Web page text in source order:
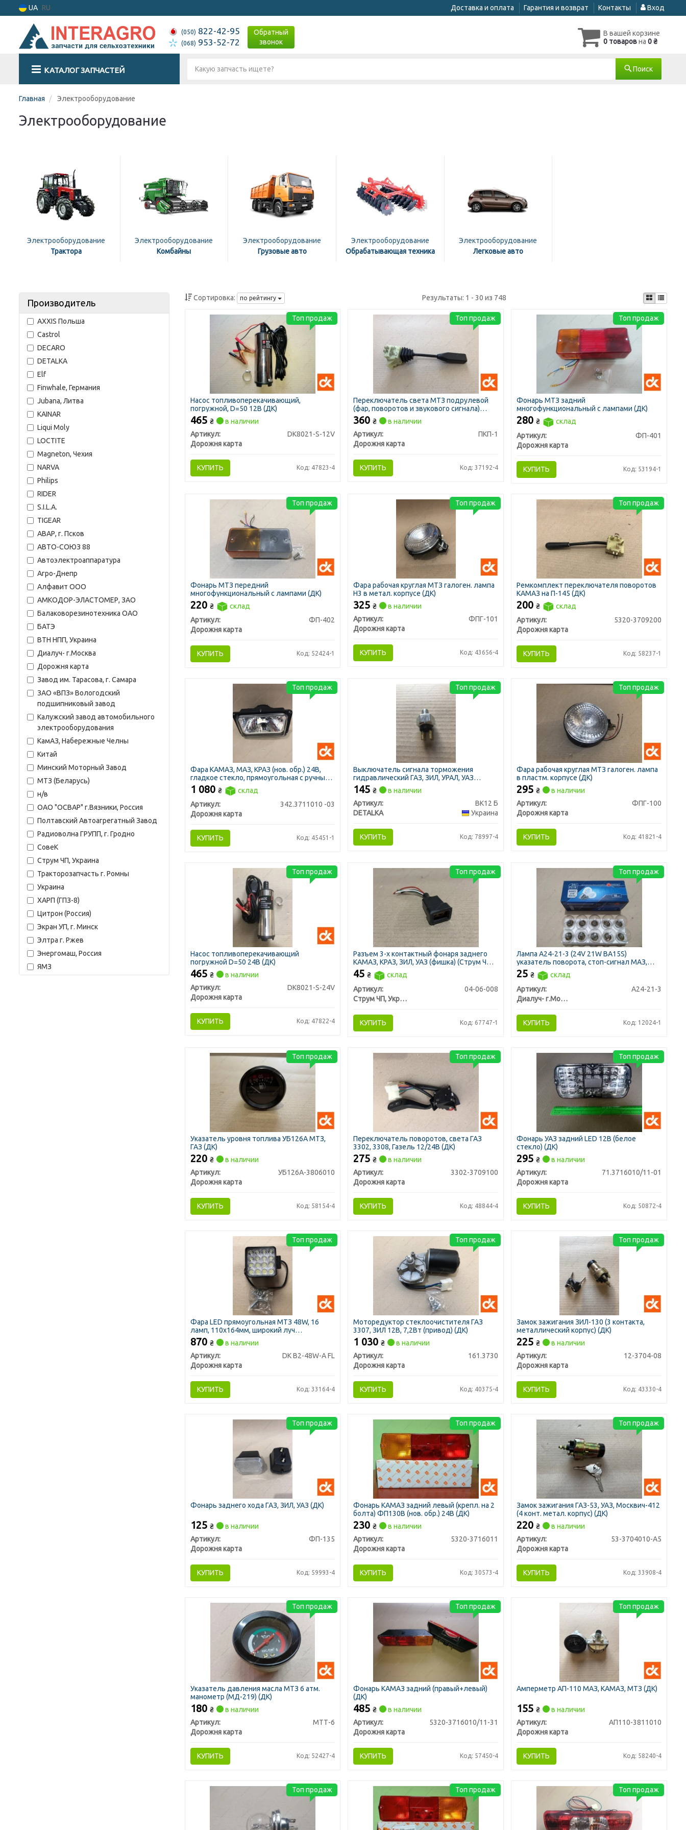
UA RU Доставка и оплата Гарантия и возврат Контакты Вход
(050) 822-42-95
(068) 953-52-72
Обратный
звонок
В вашей корзине
0 товаровна 0 ₴
КАТАЛОГ ЗАПЧАСТЕЙ Поиск
Главная Электрооборудование
Электрооборудование
Электрооборудование
Трактора
Электрооборудование
Комбайны
Электрооборудование
Грузовые авто
Электрооборудование
Обрабатывающая техника
Электрооборудование
Легковые авто
Производитель
AXXIS Польша
Castrol
DECARO
DETALKA
Elf
Finwhale, Германия
Jubana, Литва
KAINAR
Liqui Moly
LOCTITE
Magneton, Чехия
NARVA
Philips
RIDER
S.I.L.A.
TIGEAR
АВАР, г. Псков
АВТО-СОЮЗ 88
Автоэлектроаппаратура
Агро-Днепр
Алфавит ООО
АМКОДОР-ЭЛАСТОМЕР, ЗАО
Балаковорезинотехника ОАО
БАТЭ
ВТН НПП, Украина
Диалуч- г.Москва
Дорожня карта
Завод им. Тарасова, г. Самара
ЗАО «ВПЗ» Вологодский
подшипниковый завод
Калужский завод автомобильного
электрооборудования
КамАЗ, Набережные Челны
Китай
Минский Моторный Завод
МТЗ (Беларусь)
н/в
ОАО "ОСВАР" г.Вязники, Россия
Полтавский Автоагрегатный Завод
Радиоволна ГРУПП, г. Гродно
СовеК
Струм ЧП, Украина
Тракторозапчасть г. Ромны
Украина
ХАРП (ГПЗ-8)
Цитрон (Россия)
Экран УП, г. Минск
Элтра г. Ржев
Энергомаш, Россия
ЯМЗ
Сортировка: по рейтингу Результаты: 1 - 30 из 748
Насос топливоперекачивающий,
погружной, D=50 12В (ДК)
465 ₴
в наличии
Артикул:
DK8021-S-12V
Дорожня карта
КУПИТЬ Код: 47823-4
Топ продаж
Переключатель света МТЗ подрулевой
(фар, поворотов и звукового сигнала)
<ДК>
360₴
в наличии
Артикул:
ПКП-1
Дорожня карта
КУПИТЬ Код: 37192-4
Топ продаж
Фонарь МТЗ задний
многофункциональный с лампами (ДК)
280₴
склад
Артикул:
ФП-401
Дорожня карта
КУПИТЬ Код: 53194-1
Топ продаж
Фонарь МТЗ передний
многофункциональный с лампами (ДК)
220 ₴
склад
Артикул:
ФП-402
Дорожня карта
КУПИТЬ Код: 52424-1
Топ продаж
Фара рабочая круглая МТЗ галоген. лампа
H3 в метал. корпусе (ДК)
325₴
в наличии
Артикул:
ФПГ-101
Дорожня карта
КУПИТЬ Код: 43656-4
Топ продаж
Ремкомплект переключателя поворотов
КАМАЗ на П-145 (ДК)
200₴
склад
Артикул:
5320-3709200
Дорожня карта
КУПИТЬ Код: 58237-1
Топ продаж
Фара КАМАЗ, МАЗ, КРАЗ (нов. обр.) 24В,
гладкое стекло, прямоугольная с ручным
корректором (ДК)
1 080 ₴
склад
Артикул:
342.3711010 -03
Дорожня карта
КУПИТЬ Код: 45451-1
Топ продаж
Выключатель сигнала торможения
гидравлический ГАЗ, ЗИЛ, УРАЛ, УАЗ
(DETALKA)
145₴
в наличии
Артикул:
ВК12 Б
DETALKA
Украина
КУПИТЬ Код: 78997-4
Топ продаж
Фара рабочая круглая МТЗ галоген. лампа
в пластм. корпусе (ДК)
295₴
в наличии
Артикул:
ФПГ-100
Дорожня карта
КУПИТЬ Код: 41821-4
Топ продаж
Насос топливоперекачивающий
погружной D=50 24В (ДК)
465 ₴
в наличии
Артикул:
DK8021-S-24V
Дорожня карта
КУПИТЬ Код: 47822-4
Топ продаж
Разъем 3-х контактный фонаря заднего
КАМАЗ, КРАЗ, ЗИЛ, УАЗ (фишка) (Струм ЧП
Украина)
45₴
склад
Артикул:
04-06-008
Струм ЧП, Украина
КУПИТЬ Код: 67747-1
Топ продаж
Лампа А24-21-3 (24V 21W BA15S)
указатель поворота, стоп-сигнал МАЗ,
КАМАЗ, автобус (пр-во Диалуч)
25₴
склад
Артикул:
А24-21-3
Диалуч- г.Москва
КУПИТЬ Код: 12024-1
Топ продаж
Указатель уровня топлива УБ126А МТЗ,
ГАЗ (ДК)
220 ₴
в наличии
Артикул:
УБ126А-3806010
Дорожня карта
КУПИТЬ Код: 58154-4
Топ продаж
Переключатель поворотов, света ГАЗ
3302, 3308, Газель 12/24В (ДК)
275₴
в наличии
Артикул:
3302-3709100
Дорожня карта
КУПИТЬ Код: 48844-4
Топ продаж
Фонарь УАЗ задний LED 12В (белое
стекло) (ДК)
295₴
в наличии
Артикул:
71.3716010/11-01
Дорожня карта
КУПИТЬ Код: 50872-4
Топ продаж
Фара LED прямоугольная МТЗ 48W, 16
ламп, 110х164мм, широкий луч
(трактор,погрузчик) <ДК>
870 ₴
в наличии
Артикул:
DK B2-48W-A FL
Дорожня карта
КУПИТЬ Код: 33164-4
Топ продаж
Моторедуктор стеклоочистителя ГАЗ
3307, ЗИЛ 12В, 7,2Вт (привод) (ДК)
1 030₴
в наличии
Артикул:
161.3730
Дорожня карта
КУПИТЬ Код: 40375-4
Топ продаж
Замок зажигания ЗИЛ-130 (3 контакта,
металлический корпус) (ДК)
225₴
в наличии
Артикул:
12-3704-08
Дорожня карта
КУПИТЬ Код: 43330-4
Топ продаж
Фонарь заднего хода ГАЗ, ЗИЛ, УАЗ (ДК)
125 ₴
в наличии
Артикул:
ФП-135
Дорожня карта
КУПИТЬ Код: 59993-4
Топ продаж
Фонарь КАМАЗ задний левый (крепл. на 2
болта) ФП130В (нов. обр.) 24В (ДК)
230₴
в наличии
Артикул:
5320-3716011
Дорожня карта
КУПИТЬ Код: 30573-4
Топ продаж
Замок зажигания ГАЗ-53, УАЗ, Москвич-412
(4 конт. метал. корпус) (ДК)
220₴
в наличии
Артикул:
53-3704010-A5
Дорожня карта
КУПИТЬ Код: 33908-4
Топ продаж
Указатель давления масла МТЗ 6 атм.
манометр (МД-219) (ДК)
180 ₴
в наличии
Артикул:
МТТ-6
Дорожня карта
КУПИТЬ Код: 52427-4
Топ продаж
Фонарь КАМАЗ задний (правый+левый)
(ДК)
485₴
в наличии
Артикул:
5320-3716010/11-31
Дорожня карта
КУПИТЬ Код: 57450-4
Топ продаж
Амперметр АП-110 МАЗ, КАМАЗ, МТЗ (ДК)
155₴
в наличии
Артикул:
АП110-3811010
Дорожня карта
КУПИТЬ Код: 58240-4
Топ продаж
Топ продаж Топ продаж Топ продаж